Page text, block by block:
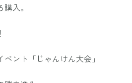
入。
ント「じゃんけん大会」